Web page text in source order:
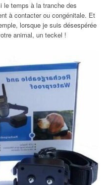
le temps à la tranche des
à contacter ou congénitale. Et
lorsque je suis désespérée
animal, un teckel !